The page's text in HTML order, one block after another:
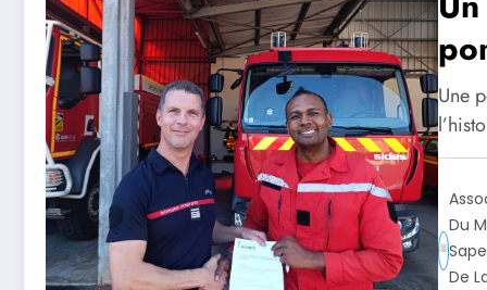
Une
Du
De